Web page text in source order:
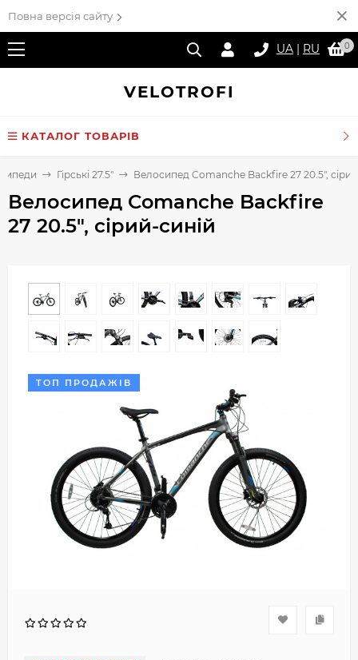
Повна версія сайту
UA | RU 0
VELOTROFI
КАТАЛОГ ТОВАРІВ
Гірські 27.5" Велосипед Comanche Backfire 27 20.5",
Велосипед Comanche Backfire
27 20.5", сірий-синій
ТОП ПРОДАЖІВ